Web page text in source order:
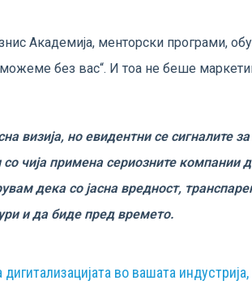
Академија, менторски програми,
без вас“. И тоа не беше
визија, но евидентни се сигналите
чија примена сериозните компании
дека со јасна вредност,
и да биде пред времето.
во вашата